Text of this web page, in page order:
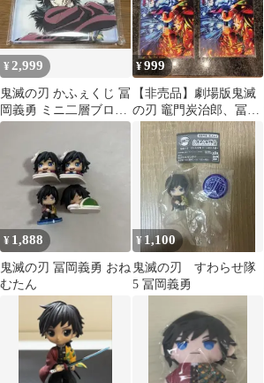
¥ 2,999
鬼滅の刃 かふぇくじ 冨
岡義勇 ミニ二層ブロッ
クB
¥999
【非売品】劇場版鬼滅
の刃 竈門炭治郎、冨岡
義勇、猗窩座 イラスト
カード2枚セット
¥ 1,888
鬼滅の刃 冨岡義勇 おね
むたん
¥1,100
鬼滅の刃 すわらせ隊
5 冨岡義勇